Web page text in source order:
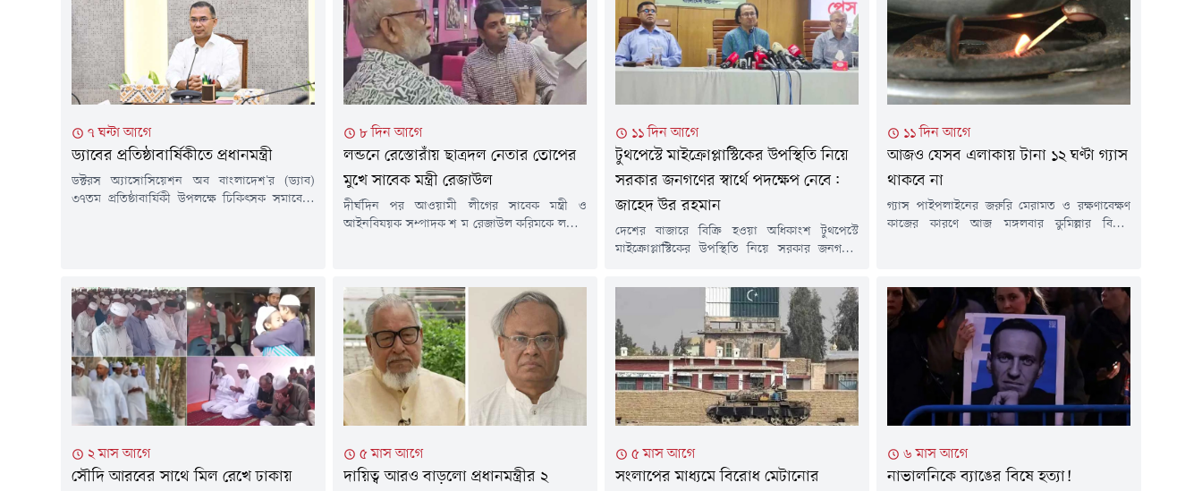
৭ ঘন্টা আগে
ড্যাবের প্রতিষ্ঠাবার্ষিকীতে প্রধানমন্ত্রী
ডক্টরস অ্যাসোসিয়েশন অব বাংলাদেশ'র (ড্যাব)
৩৭তম প্রতিষ্ঠাবার্ষিকী উপলক্ষে চিকিৎসক সমাবেশে
অন্যান্যের মধ্যে বিএনপির মহাসচিব মির্জা ফখরুল
ইসলাম আলমগীর, প্রধানমন্ত্রীর সহধর্মিণী ডা.
জুবাইদা...
৮ দিন আগে
লন্ডনে রেস্তোরাঁয় ছাত্রদল নেতার তোপের
মুখে সাবেক মন্ত্রী রেজাউল
দীর্ঘদিন পর আওয়ামী লীগের সাবেক মন্ত্রী ও
আইনবিষয়ক সম্পাদক শ ম রেজাউল করিমকে লন্ডনে
রেজাউল করিম। এক ছাত্রদল নেতা তাকে উদ্দেশ করে
বলতে থাকেন, ১৭ বছর ধরে...
১১ দিন আগে
টুথপেস্টে মাইক্রোপ্লাস্টিকের উপস্থিতি নিয়ে
সরকার জনগণের স্বার্থে পদক্ষেপ নেবে:
জাহেদ উর রহমান
দেশের বাজারে বিক্রি হওয়া অধিকাংশ টুথপেস্টে
মাইক্রোপ্লাস্টিকের উপস্থিতি নিয়ে সরকার জনগণের
তথ্য ও সম্প্রচার উপদেষ্টা জাহেদ উর রহমান।মঙ্গলবার
(২৮ জুলাই) সচিবালয়ে সরকারের সাম্প্রতিক
কর্মকাণ্ডের তথ্য জানাতে আয়োজিত নিয়মিত সংবাদ
সম্মেলনে এক প্রশ্নের জবাবে এ কথা জানান তিনি।
দেশের বাজারে বিক্রি হওয়া বেশিরভাগ টুথপেস্টেই
মাইক্রোপ্লাস্টিকের উপস্থিতি...
১১ দিন আগে
আজও যেসব এলাকায় টানা ১২ ঘণ্টা গ্যাস
থাকবে না
গ্যাস পাইপলাইনের জরুরি মেরামত ও রক্ষণাবেক্ষণ
কাজের কারণে আজ মঙ্গলবার কুমিল্লার বিভিন্ন
ডিস্ট্রিবিউশন কোম্পানি লিমিটেডের আওতাধীন
এলাকায় পর্যায়ক্রমে এ রক্ষণাবেক্ষণ কাজ পরিচালিত
হবে। এ কারণে ২৮ জুলাই (মঙ্গলবার)...
২ মাস আগে
সৌদি আরবের সাথে মিল রেখে ঢাকায়
৫ মাস আগে
দায়িত্ব আরও বাড়লো প্রধানমন্ত্রীর ২
৫ মাস আগে
সংলাপের মাধ্যমে বিরোধ মেটানোর
৬ মাস আগে
নাভালনিকে ব্যাঙের বিষে হত্যা!